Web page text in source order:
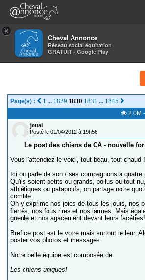
×
Cheval Annonce
Réseau social équitation
GRATUIT - Google Play
>Salon de thé
POST DES CHIENS DE
Page(s) : 1 ... 1829 1830 1831 ... 1845
2.0M -
joual
Posté le 01/04/2012 à 19h56
Le post des chiens de CA - nouvelle
Vous l'attendiez le voici, tout beau, tout chaud !
Ici on parle de son / ses compagnons à quatre
Qu'ils soient petits ou grands, poilus ou tout
athlétiques ou patapoufs, on partage notre
comblé.
On y exprime nos joies de tous les jours, nos
fiertés, nos fous rires et nos larmes. Mais
gueule et nos agacement devant leurs facéties!
Bref ce post est le votre mais surtout le leur.
poster vos photos et messages.
Notre belle équipe est composée de:
Les chiens uniques!